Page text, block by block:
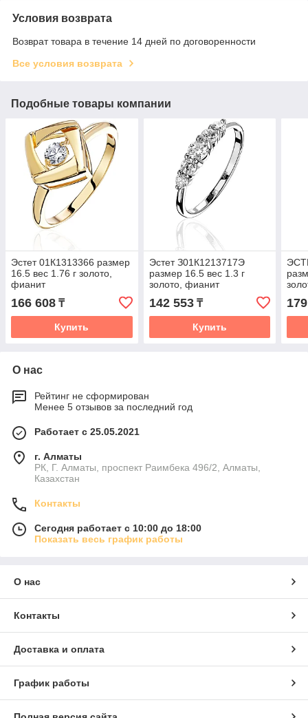
Условия возврата
Возврат товара в течение 14 дней по договоренности
Все условия возврата
Подобные товары компании
Эстет 01К1313366 размер
16.5 вес 1.76 г золото,
фианит
166 608 ₸
Купить
Эстет З01К1213717Э
размер 16.5 вес 1.3 г
золото, фианит
142 553₸
Купить
О нас
Рейтинг не сформирован
Менее 5 отзывов за последний год
Работает с 25.05.2021
г. Алматы
РК, Г. Алматы, проспект Раимбека 496/2, Алматы,
Казахстан
Контакты
Сегодня работает с 10:00 до 18:00
Показать весь график работы
О нас
Контакты
Доставка и оплата
График работы